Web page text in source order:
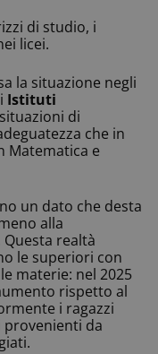
di studio, i
licei.
la situazione negli
Istituti
di
che in
Matematica e
un dato che desta
alla
Questa realtà
le superiori con
materie: nel 2025
rispetto al
i ragazzi
provenienti da